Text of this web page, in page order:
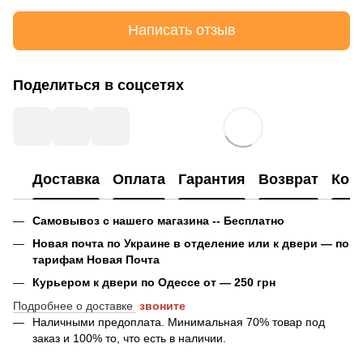
Написать отзыв
Поделиться в соцсетях
Доставка Оплата Гарантия Возврат
Самовывоз с нашего магазина -- Бесплатно
Новая почта по Украине в отделение или к двери — по
тарифам Новая Почта
Курьером к двери по Одессе от — 250 грн
Подробнее о доставке звоните
Наличными предоплата. Минимальная 70% товар под
заказ и 100% то, что есть в наличии.